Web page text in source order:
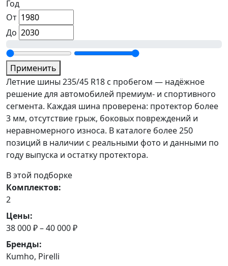
Год
От
До
Применить
Летние шины 235/45 R18 с пробегом — надёжное
решение для автомобилей премиум- и спортивного
сегмента. Каждая шина проверена: протектор более
3 мм, отсутствие грыж, боковых повреждений и
неравномерного износа. В каталоге более 250
позиций в наличии с реальными фото и данными по
году выпуска и остатку протектора.
В этой подборке
Комплектов:
2
Цены:
38 000 ₽ – 40 000 ₽
Бренды:
Kumho, Pirelli